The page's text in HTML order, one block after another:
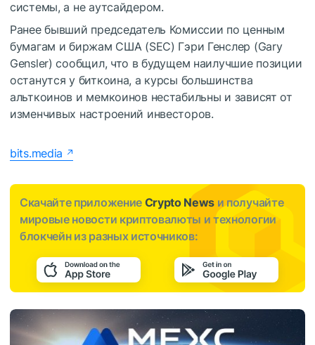
системы, а не аутсайдером.
Ранее бывший председатель Комиссии по ценным
бумагам и биржам США (SEC) Гэри Генслер (Gary
Gensler) сообщил, что в будущем наилучшие позиции
останутся у биткоина, а курсы большинства
альткоинов и мемкоинов нестабильны и зависят от
изменчивых настроений инвесторов.
bits.media
Скачайте приложение Crypto News и получайте
мировые новости криптовалюты и технологии
блокчейн из разных источников: